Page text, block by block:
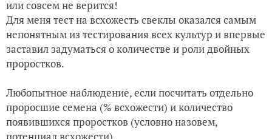
или совсем не верится!
Для меня тест на всхожесть свеклы оказался самым
непонятным из тестирования всех культур и впервые
заставил задуматься о количестве и роли двойных
проростков.
Любопытное наблюдение, если посчитать отдельно
проросшие семена (% всхожести) и количество
появившихся проростков (условно назовем,